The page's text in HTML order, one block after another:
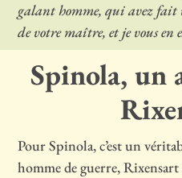
galant homme, qui avez fait
de votre maître, et je vous en
Spinola, un
Pour Spinola, c’est un
homme de guerre,